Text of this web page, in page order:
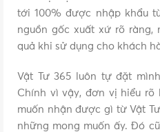
tới 100% được nhập khẩu
nguồn gốc xuất xứ rõ ràng,
quả khi sử dụng cho khách
Vật Tư 365 luôn tự đặt
Chính vì vậy, đơn vị hiểu rõ
muốn nhận được gì từ Vật
những mong muốn ấy. Đó